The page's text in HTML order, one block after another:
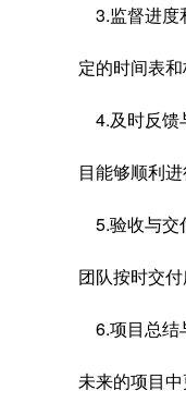
3.监督进度
定的时间表和
4.及时反馈
目能够顺利进
5.验收与交
团队按时交付
6.项目总结
未来的项目中